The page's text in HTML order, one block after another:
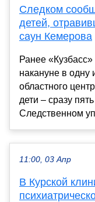
Следком
детей,
саун Кемерова
Ранее
накануне в одну
областного
дети – сразу
Следственном
11:00, 03 Апр
В Курской